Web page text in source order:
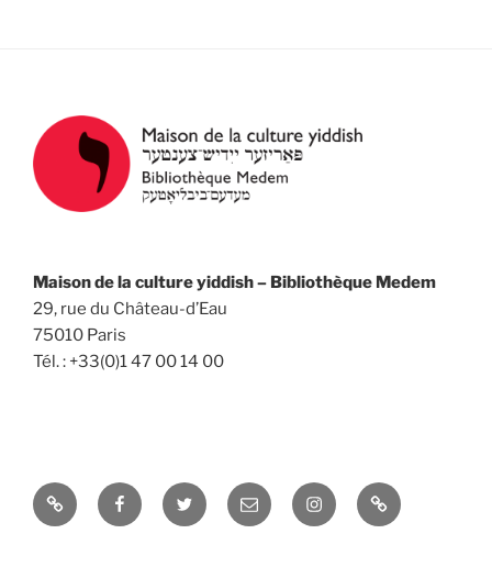
Maison de la culture yiddish – Bibliothèque Medem
29, rue du Château-d’Eau
75010 Paris
Tél. : +33(0)1 47 00 14 00
Yelp FacebookTwitter Email InstagramUniversité
d’été